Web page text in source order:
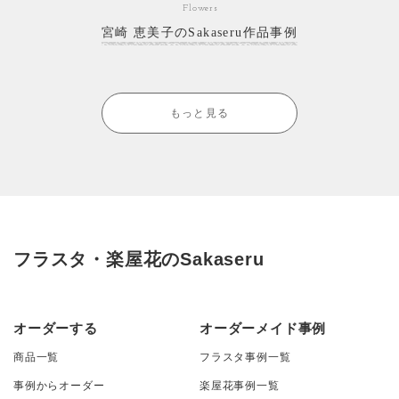
Flowers
宮崎 恵美子のSakaseru作品事例
もっと見る
フラスタ・楽屋花のSakaseru
オーダーする
商品一覧
事例からオーダー
オーダーメイド事例
フラスタ事例一覧
楽屋花事例一覧